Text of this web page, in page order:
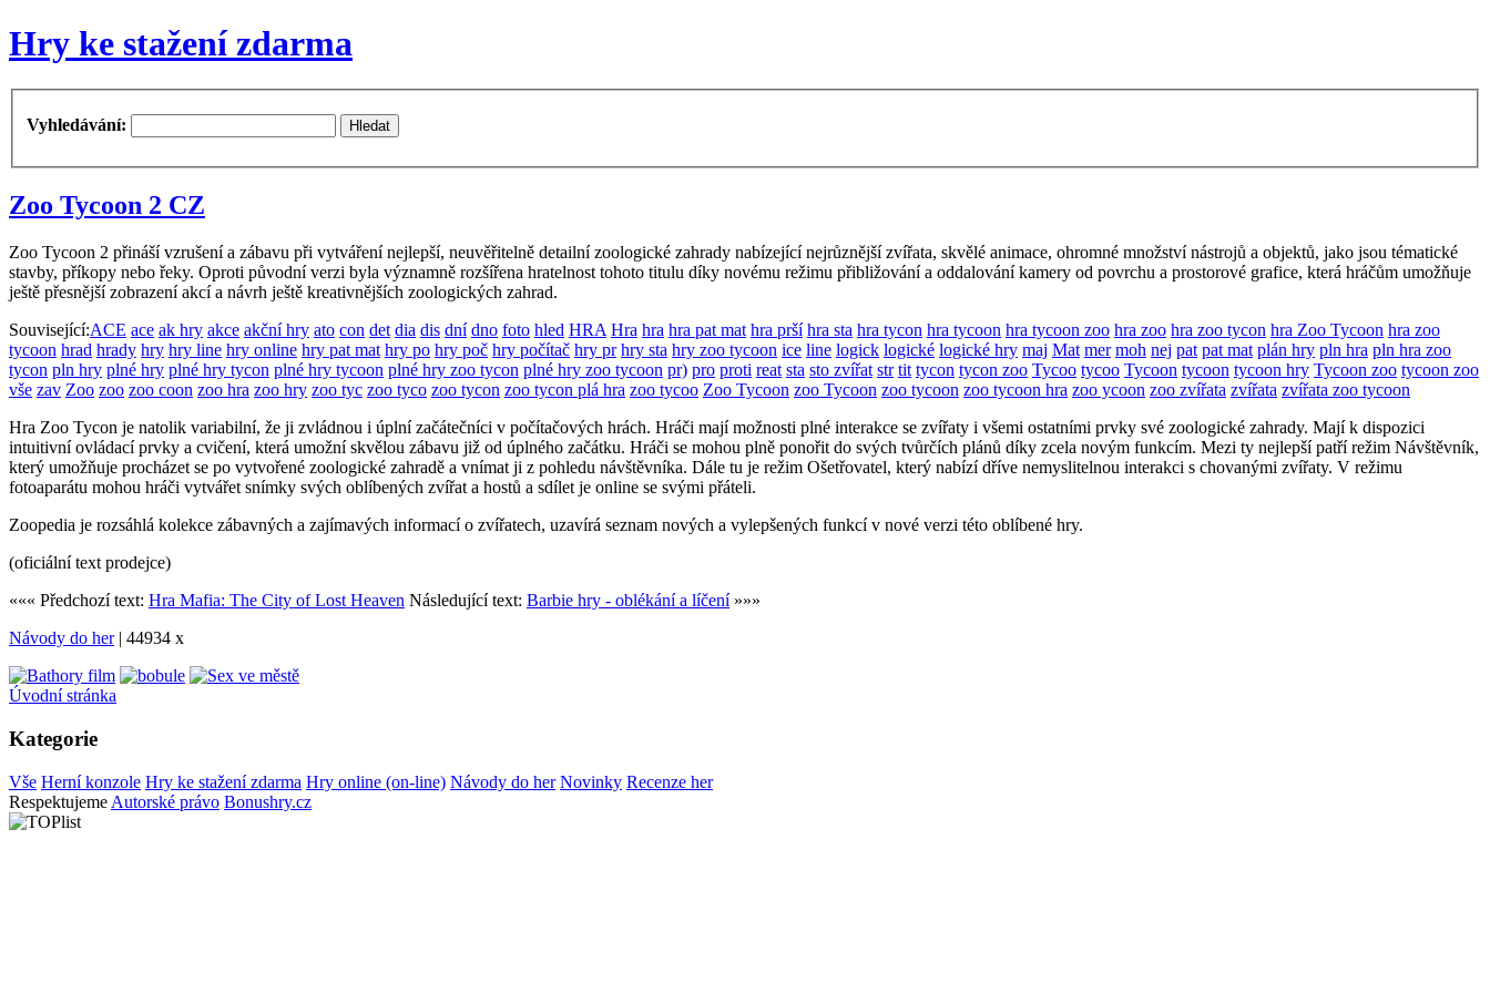
Hry ke stažení zdarma
Vyhledávání:
Zoo Tycoon 2 CZ
Zoo Tycoon 2 přináší vzrušení a zábavu při vytváření nejlepší, neuvěřitelně detailní zoologické zahrady nabízející nejrůznější zvířata, skvělé animace, ohromné množství nástrojů a objektů, jako jsou tématické
stavby, příkopy nebo řeky. Oproti původní verzi byla významně rozšířena hratelnost tohoto titulu díky novému režimu přibližování a oddalování kamery od povrchu a prostorové grafice, která hráčům umožňuje
ještě přesnější zobrazení akcí a návrh ještě kreativnějších zoologických zahrad.
Související:ACE ace ak hry akce akční hry ato con det dia dis dní dno foto hled HRA Hra hra hra pat mat hra prší hra sta hra tycon hra tycoon hra tycoon zoo hra zoo hra zoo tycon hra Zoo Tycoon hra zoo
tycoon hrad hrady hry hry line hry online hry pat mat hry po hry poč hry počítač hry pr hry sta hry zoo tycoon ice line logick logické logické hry maj Mat mer moh nej pat pat mat plán hry pln hra pln hra zoo
tycon pln hry plné hry plné hry tycon plné hry tycoon plné hry zoo tycon plné hry zoo tycoon pr) pro proti reat sta sto zvířat str tit tycon tycon zoo Tycoo tycoo Tycoon tycoon tycoon hry Tycoon zoo tycoon zoo
vše zav Zoo zoo zoo coon zoo hra zoo hry zoo tyc zoo tyco zoo tycon zoo tycon plá hra zoo tycoo Zoo Tycoon zoo Tycoon zoo tycoon zoo tycoon hra zoo ycoon zoo zvířata zvířata zvířata zoo tycoon
Hra Zoo Tycon je natolik variabilní, že ji zvládnou i úplní začátečníci v počítačových hrách. Hráči mají možnosti plné interakce se zvířaty i všemi ostatními prvky své zoologické zahrady. Mají k dispozici
intuitivní ovládací prvky a cvičení, která umožní skvělou zábavu již od úplného začátku. Hráči se mohou plně ponořit do svých tvůrčích plánů díky zcela novým funkcím. Mezi ty nejlepší patří režim Návštěvník,
který umožňuje procházet se po vytvořené zoologické zahradě a vnímat ji z pohledu návštěvníka. Dále tu je režim Ošetřovatel, který nabízí dříve nemyslitelnou interakci s chovanými zvířaty. V režimu
fotoaparátu mohou hráči vytvářet snímky svých oblíbených zvířat a hostů a sdílet je online se svými přáteli.
Zoopedia je rozsáhlá kolekce zábavných a zajímavých informací o zvířatech, uzavírá seznam nových a vylepšených funkcí v nové verzi této oblíbené hry.
(oficiální text prodejce)
««« Předchozí text: Hra Mafia: The City of Lost Heaven Následující text: Barbie hry - oblékání a líčení»»»
Návody do her| 44934 x
Úvodní stránka
Kategorie
Vše Herní konzole Hry ke stažení zdarma Hry online (on-line) Návody do her Novinky Recenze her
Respektujeme Autorské právo Bonushry.cz